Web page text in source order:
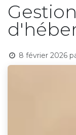
8 février 2026